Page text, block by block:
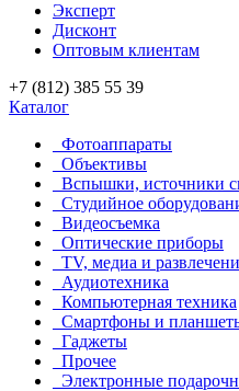
Эксперт
Дисконт
Оптовым клиентам
+7 (812) 385 55 39
Каталог
Фотоаппараты
Объективы
Вспышки, источники
Студийное
Видеосъемка
Оптические приборы
TV, медиа и
Аудиотехника
Компьютерная техника
Смартфоны и
Гаджеты
Прочее
Электронные